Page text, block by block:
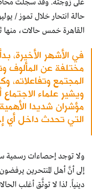
القاهرة خمس حالات، منها
في الأشهر الأخيرة،
مختلفة عن المألوف
المجتمع وتفاعلاته،
ويشير علماء الاجتماع
مؤشران شديدا
التي تحدث داخل أي
ولا توجد إحصاءات رسمية
إلى أنَّ أهل المنتحرين
دينياً. لذا لا توثَّق أغلب